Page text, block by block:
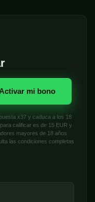
mi bono
x37 y caduca a los 18
calificar es de 15 EUR y
mayores de 18 años
las condiciones completas